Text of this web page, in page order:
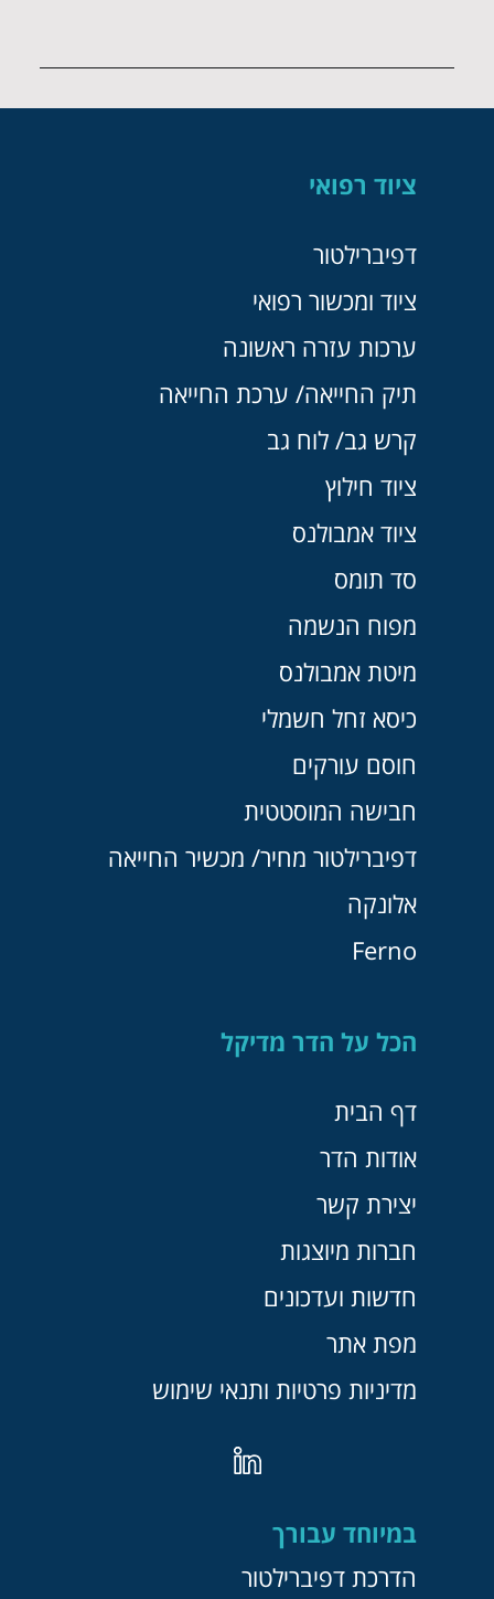
ציוד רפואי
דפיברילטור
ציוד ומכשור רפואי
ערכות עזרה ראשונה
תיק החייאה/ ערכת החייאה
קרש גב/ לוח גב
ציוד חילוץ
ציוד אמבולנס
סד תומס
מפוח הנשמה
מיטת אמבולנס
כיסא זחל חשמלי
חוסם עורקים
חבישה המוסטטית
דפיברילטור מחיר/ מכשיר החייאה
אלונקה
Ferno
הכל על הדר מדיקל
דף הבית
אודות הדר
יצירת קשר
חברות מיוצגות
חדשות ועדכונים
מפת אתר
מדיניות פרטיות ותנאי שימוש
במיוחד עבורך
הדרכת דפיברילטור